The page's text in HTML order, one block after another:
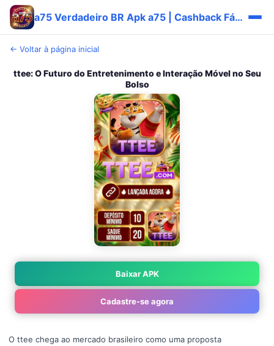
a75 Verdadeiro BR Apk a75 | Cashback Fácil ✅
← Voltar à página inicial
ttee: O Futuro do Entretenimento e Interação Móvel no Seu
Bolso
Baixar APK
Cadastre-se agora
O ttee chega ao mercado brasileiro como uma proposta